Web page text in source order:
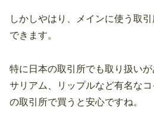
しかしやはり、メインに使う取
できます。
特に日本の取引所でも取り扱い
サリアム、リップルなど有名な
の取引所で買うと安心ですね。